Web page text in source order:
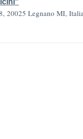
20025 Legnano MI,